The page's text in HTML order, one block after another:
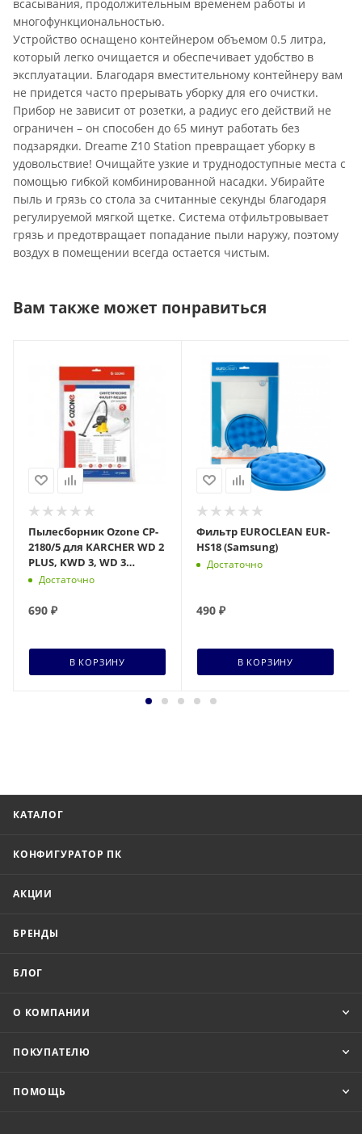
всасывания, продолжительным временем работы и
многофункциональностью.
Устройство оснащено контейнером объемом 0.5 литра,
который легко очищается и обеспечивает удобство в
эксплуатации. Благодаря вместительному контейнеру вам
не придется часто прерывать уборку для его очистки.
Прибор не зависит от розетки, а радиус его действий не
ограничен – он способен до 65 минут работать без
подзарядки. Dreame Z10 Station превращает уборку в
удовольствие! Очищайте узкие и труднодоступные места с
помощью гибкой комбинированной насадки. Убирайте
пыль и грязь со стола за считанные секунды благодаря
регулируемой мягкой щетке. Система отфильтровывает
грязь и предотвращает попадание пыли наружу, поэтому
воздух в помещении всегда остается чистым.
Вам также может понравиться
Пылесборник Ozone CP-
2180/5 для KARCHER WD 2
PLUS, KWD 3, WD 3
SUCCESSOR, 5 шт.
Достаточно
690 ₽
В КОРЗИНУ
Фильтр EUROCLEAN EUR-
HS18 (Samsung)
Достаточно
490 ₽
В КОРЗИНУ
КАТАЛОГ
КОНФИГУРАТОР ПК
АКЦИИ
БРЕНДЫ
БЛОГ
О КОМПАНИИ
ПОКУПАТЕЛЮ
ПОМОЩЬ